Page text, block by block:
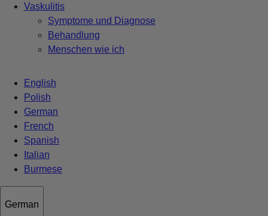
Vaskulitis
Symptome und Diagnose
Behandlung
Menschen wie ich
English
Polish
German
French
Spanish
Italian
Burmese
German